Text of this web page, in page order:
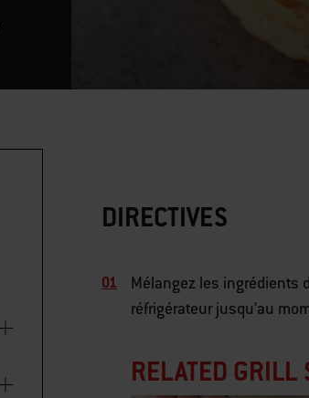
DIRECTIVES
Mélangez les ingrédients
réfrigérateur jusqu’au
RELATED GRILL